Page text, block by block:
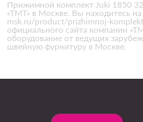
Прижимной комплект Juki 1850
«ТМТ» в Москве. Вы находитесь
msk.ru/product/prizhimnoj-
официального сайта компании
оборудование от ведущих
швейную фурнитуру в Москве.